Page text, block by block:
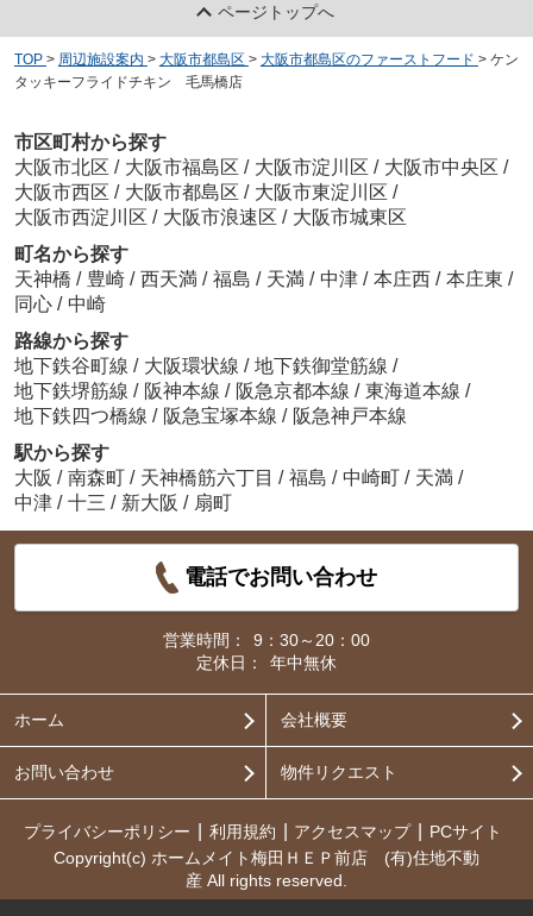
ページトップへ
TOP > 周辺施設案内 > 大阪市都島区 > 大阪市都島区のファーストフード > ケン
タッキーフライドチキン 毛馬橋店
市区町村から探す
大阪市北区 / 大阪市福島区 / 大阪市淀川区 / 大阪市中央区 /
大阪市西区 / 大阪市都島区 / 大阪市東淀川区 /
大阪市西淀川区 / 大阪市浪速区 / 大阪市城東区
町名から探す
天神橋 / 豊崎 / 西天満 / 福島 / 天満 / 中津 / 本庄西 / 本庄東 /
同心 / 中崎
路線から探す
地下鉄谷町線 / 大阪環状線 / 地下鉄御堂筋線 /
地下鉄堺筋線 / 阪神本線 / 阪急京都本線 / 東海道本線 /
地下鉄四つ橋線 / 阪急宝塚本線 / 阪急神戸本線
駅から探す
大阪 / 南森町 / 天神橋筋六丁目 / 福島 / 中崎町 / 天満 /
中津 / 十三 / 新大阪 / 扇町
電話でお問い合わせ
営業時間：
9：30～20：00
定休日：
年中無休
ホーム 会社概要
お問い合わせ 物件リクエスト
プライバシーポリシー 利用規約 アクセスマップ
PCサイト
Copyright(c) ホームメイト梅田ＨＥＰ前店 (有)住地不動
産 All rights reserved.